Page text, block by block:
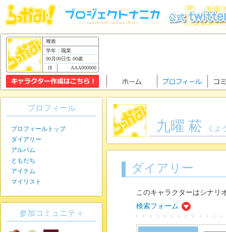
種族
学年：職業
00月00日生 00歳
AAA000000
九曜 菘 くよ
ダイアリー
このキャラクターはシナリ
検索フォーム
プロフィール
プロフィールトップ
ダイアリー
アルバム
ともだち
アイテム
マイリスト
参加コミュニティ